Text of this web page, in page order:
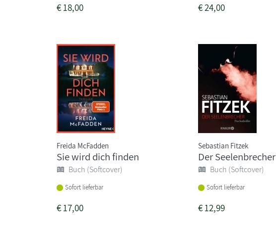
€18,00 €24,00
Freida McFadden
Sie wird dich finden
Buch (Softcover)
Sofort lieferbar
€17,00
Sebastian Fitzek
Der Seelenbrecher
Buch (Softcover)
Sofort lieferbar
€12,99